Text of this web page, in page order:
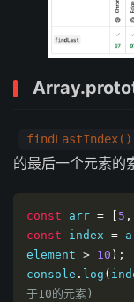
findLastIndex()
的最后一个元素的
const arr = 5 ,
const index =
element > 10 );
console . log (
于10的元素)